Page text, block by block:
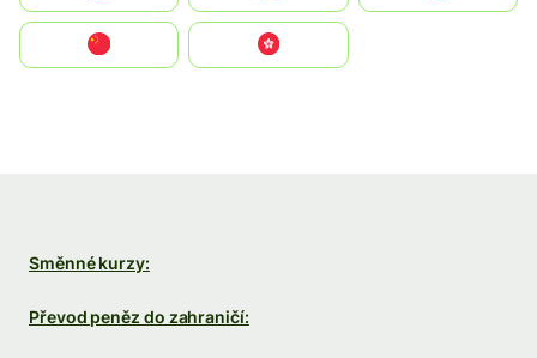
中國香港特別行政區
Směnné kurzy:
Převod peněz do zahraničí: